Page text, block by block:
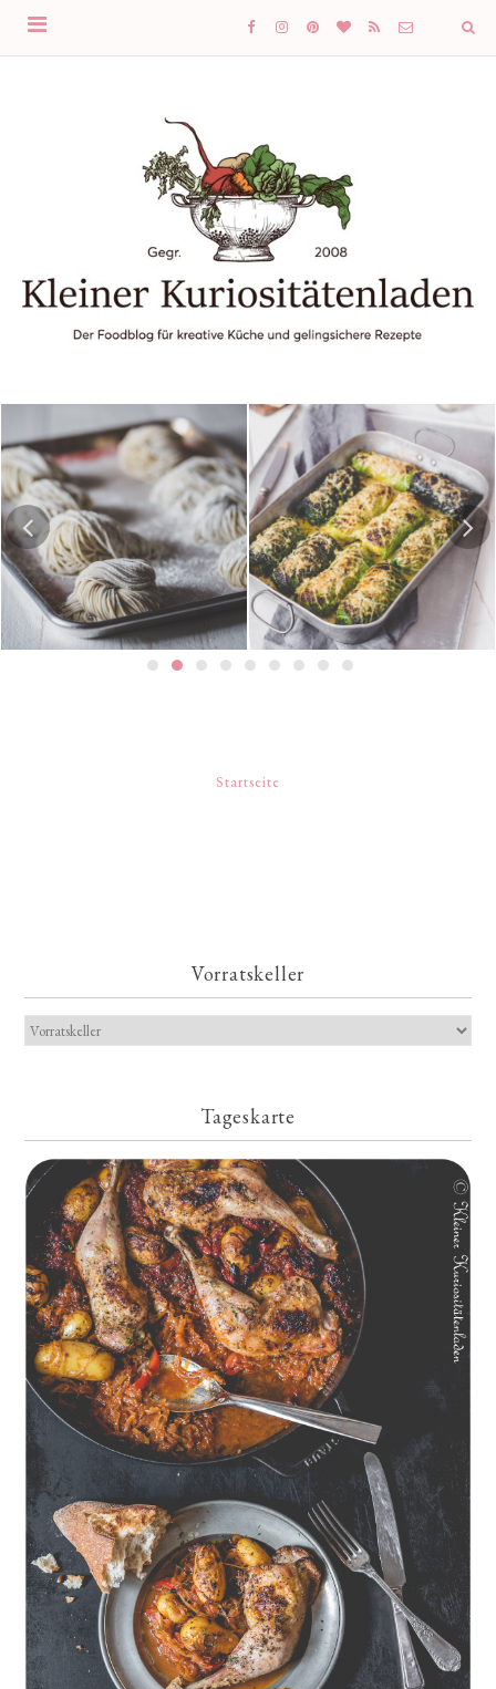
Hausgemachte Ramen-
Nudeln
Risotto-Wirsing-Rouladen
Startseite
Vorratskeller
Tageskarte
Geschmorte Hähnchenschenkel auf Paprikakraut und kleinen
Kartoffeln